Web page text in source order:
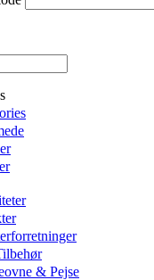
& Pejse